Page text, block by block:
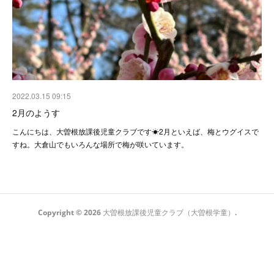
2022.03.15 09:15
2月のようす
こんにちは、大曽根放課後児童クラブです☀2月といえば、梅とウグイスで
すね。大倉山でもいろんな場所で梅が咲いています。
Copyright ©2026 大曽根放課後児童クラブ（大曽根学童） .